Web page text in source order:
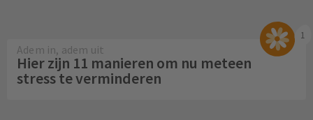
1
Adem in, adem uit
Hier zijn 11 manieren om nu meteen
stress te verminderen